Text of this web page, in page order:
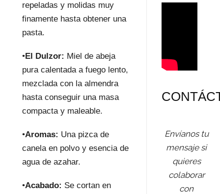
repeladas y molidas muy
finamente hasta obtener una
pasta.
•El Dulzor: Miel de abeja
pura calentada a fuego lento,
mezclada con la almendra
hasta conseguir una masa
compacta y maleable.
•Aromas: Una pizca de
canela en polvo y esencia de
agua de azahar.
•Acabado: Se cortan en
Envíanos tu
mensaje si
quieres
colaborar
con